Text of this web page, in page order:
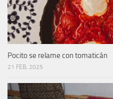
Pocito se relame con tomaticán
21 FEB, 2025